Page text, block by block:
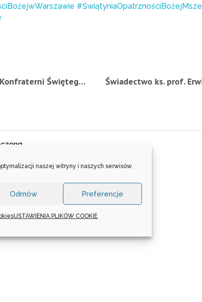
naszej witryny i naszych serwisów.
Odmów Preferencje
USTAWIENIA PLIKÓW COOKIE
#ŚwiątyniaOpatrznościBożejMsze
Świadectwo Ewy Wasiak z Konfraterni Świętego Jakuba Apostoła Starszego w Warszawie – 4.06.2023 r.